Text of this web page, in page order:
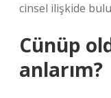
cinsel ilişkide
Cünüp
anlarım?